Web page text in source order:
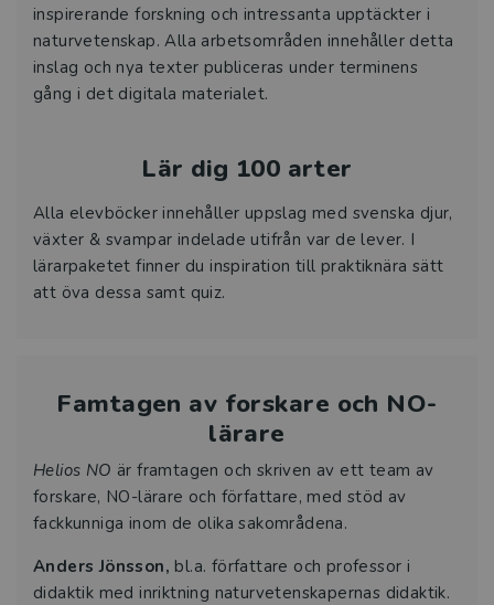
inspirerande forskning och intressanta upptäckter i
naturvetenskap. Alla arbetsområden innehåller detta
inslag och nya texter publiceras under terminens
gång i det digitala materialet.
Lär dig 100 arter
Alla elevböcker innehåller uppslag med svenska djur,
växter & svampar indelade utifrån var de lever. I
lärarpaketet finner duinspiration till praktiknära sätt
att öva dessa samt quiz.
Famtagen av forskare och NO-
lärare
Helios NO är framtagen och skriven av ett team av
forskare, NO-lärare och författare, med stöd av
fackkunniga inom de olika sakområdena.
Anders Jönsson,bl.a. författare och professor i
didaktik med inriktning naturvetenskapernas didaktik.